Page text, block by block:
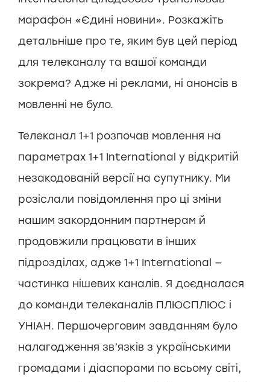
марафон «Єдині новини». Розкажіть
детальніше про те, яким був цей період
для телеканалу та вашої команди
зокрема? Адже ні реклами, ні анонсів в
мовленні не було.
Телеканал 1+1 розпочав мовлення на
параметрах 1+1 International у відкритій
незакодованій версії на супутнику. Ми
розіслали повідомлення про ці зміни
нашим закордонним партнерам й
продовжили працювати в інших
підрозділах, адже 1+1 International —
частинка нішевих каналів. Я доєдналася
до команди телеканалів ПЛЮСПЛЮС і
УНІАН. Першочерговим завданням було
налагодження зв’язків з українськими
громадами і діаспорами по всьому світі,